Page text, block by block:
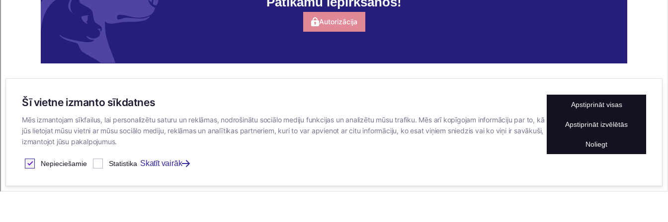
Autorizācija
E-VEIKALS
Iegādes noteikumi
Privātuma politika
Sīkdatņu noteikumi
Par mums
Vakances
facebook
linkedIn
KONTAKTINFORMĀCIJA
TĀLRUNIS
+371 25911816
info@bertasnams.lv
Šī vietne izmanto sīkdatnes
Mēs izmantojam sīkfailus, lai personalizētu saturu un reklāmas, nodrošinātu sociālo mediju funkcijas un analizētu mūsu trafiku. Mēs arī kopīgojam informāciju par to, kā
jūs lietojat mūsu vietni ar mūsu sociālo mediju, reklāmas un analītikas partneriem, kuri to var apvienot ar citu informāciju, ko esat viņiem sniedzis vai ko viņi ir savākuši,
izmantojot jūsu pakalpojumus.
Nepieciešamie Statistika Skatīt vairāk
Apstiprināt visas
Apstiprināt izvēlētās
Noliegt